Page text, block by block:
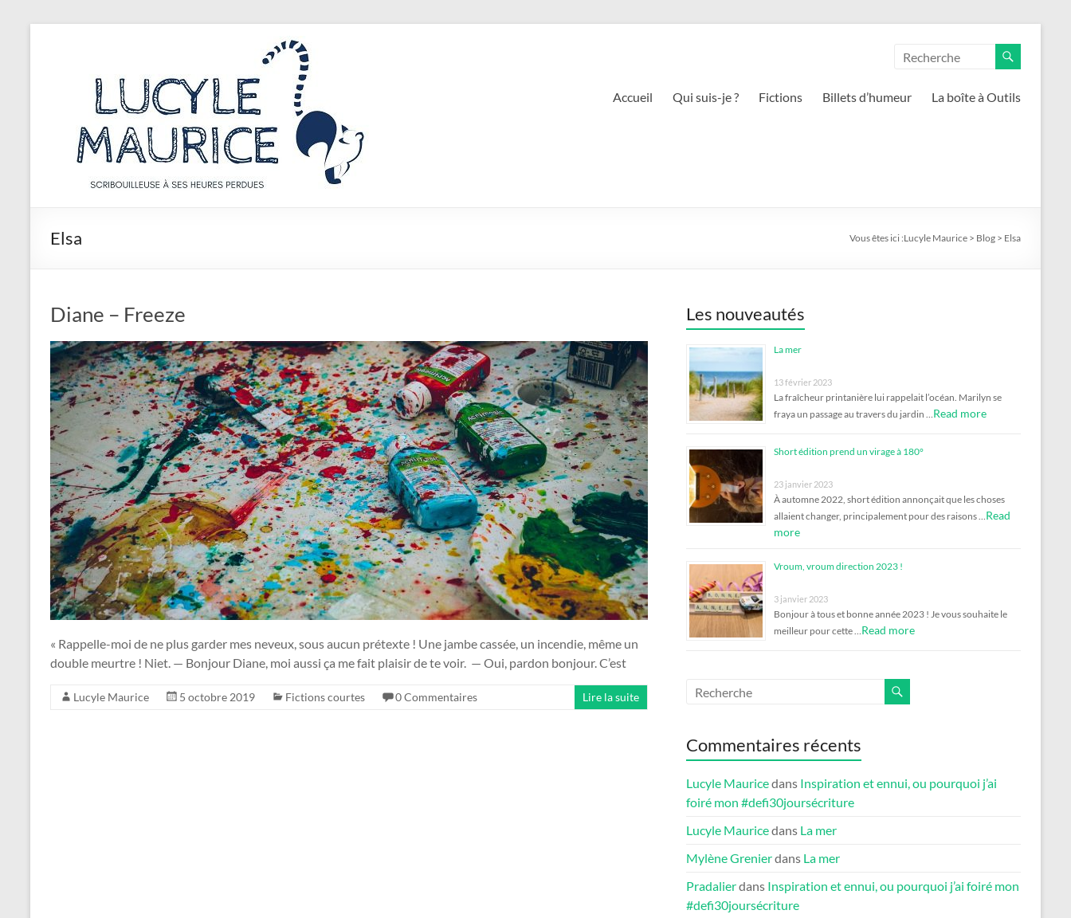
Maurice
Scribouilleuse
perdues
Accueil Qui suis-je ? Fictions Billets d’humeur La boîte à Outils
Elsa Vous êtes ici :Lucyle Maurice > Blog > Elsa
Diane – Freeze
« Rappelle-moi de ne plus garder mes neveux, sous aucun prétexte ! Une jambe cassée, un incendie, même un
double meurtre ! Niet. — Bonjour Diane, moi aussi ça me fait plaisir de te voir. — Oui, pardon bonjour. C’est
Lucyle Maurice 5 octobre 2019 Fictions courtes 0 Commentaires Lire la suite
Les nouveautés
La mer
13 février 2023
La fraîcheur printanière lui rappelait l’océan. Marilyn se
fraya un passage au travers du jardin …Read more
Short édition prend un virage à 180°
23 janvier 2023
À automne 2022, short édition annonçait que les choses
allaient changer, principalement pour des raisons …Read
more
Vroum, vroum direction 2023 !
3 janvier 2023
Bonjour à tous et bonne année 2023 ! Je vous souhaite le
meilleur pour cette …Read more
Commentaires récents
Lucyle Mauricedans Inspiration et ennui, ou pourquoi j’ai
foiré mon #defi30joursécriture
Lucyle Mauricedans La mer
Mylène Grenierdans La mer
Pradalierdans Inspiration et ennui, ou pourquoi j’ai foiré mon
#defi30joursécriture